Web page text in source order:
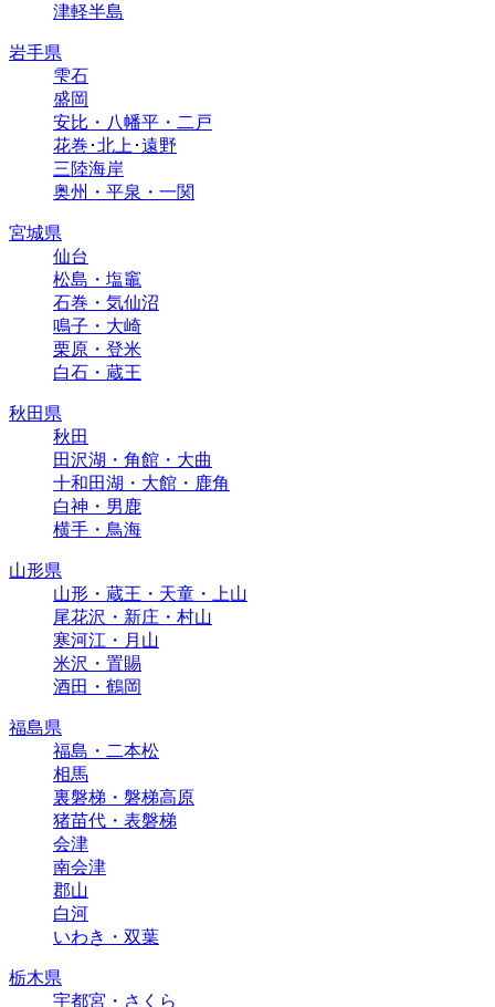
津軽半島
岩手県
雫石
盛岡
安比・八幡平・二戸
花巻･北上･遠野
三陸海岸
奥州・平泉・一関
宮城県
仙台
松島・塩竈
石巻・気仙沼
鳴子・大崎
栗原・登米
白石・蔵王
秋田県
秋田
田沢湖・角館・大曲
十和田湖・大館・鹿角
白神・男鹿
横手・鳥海
山形県
山形・蔵王・天童・上山
尾花沢・新庄・村山
寒河江・月山
米沢・置賜
酒田・鶴岡
福島県
福島・二本松
相馬
裏磐梯・磐梯高原
猪苗代・表磐梯
会津
南会津
郡山
白河
いわき・双葉
栃木県
宇都宮・さくら